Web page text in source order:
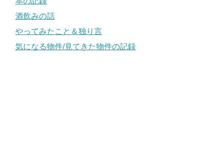
酒飲みの話
やってみたこと＆独り言
気になる物件/見てきた物件の記録